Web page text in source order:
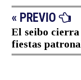
« PREVIO
El seibo cierra
fiestas